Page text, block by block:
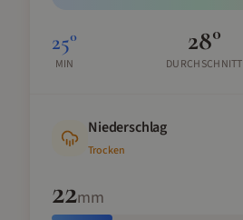
25°
MIN
28°
DURCHSCHNITT
Niederschlag
Trocken
22mm